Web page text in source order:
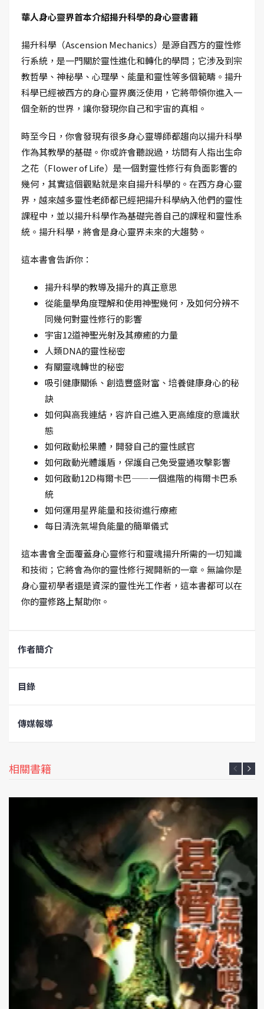
華人身心靈界首本介紹揚升科學的身心靈書籍
揚升科學（Ascension Mechanics）是源自西方的靈性修
行系統，是一門關於靈性進化和轉化的學問；它涉及到宗
教哲學、神秘學、心理學、能量和靈性等多個範疇。揚升
科學已經被西方的身心靈界廣泛使用，它將帶領你進入一
個全新的世界，讓你發現你自己和宇宙的真相。
時至今日，你會發現有很多身心靈導師都趨向以揚升科學
作為其教學的基礎。你或許會聽說過，坊間有人指出生命
之花（Flower of Life）是一個對靈性修行有負面影響的
幾何，其實這個觀點就是來自揚升科學的。在西方身心靈
界，越來越多靈性老師都已經把揚升科學納入他們的靈性
課程中，並以揚升科學作為基礎完善自己的課程和靈性系
統。揚升科學，將會是身心靈界未來的大趨勢。
這本書會告訴你：
揚升科學的教導及揚升的真正意思
從能量學角度理解和使用神聖幾何，及如何分辨不
同幾何對靈性修行的影響
宇宙12道神聖光射及其療癒的力量
人類DNA的靈性秘密
有關靈魂轉世的秘密
吸引健康關係、創造豐盛財富、培養健康身心的秘
訣
如何與高我連結，容許自己進入更高維度的意識狀
態
如何啟動松果體，開發自己的靈性感官
如何啟動光體護盾，保護自己免受靈通攻擊影響
如何啟動12D梅爾卡巴——一個進階的梅爾卡巴系
統
如何運用星界能量和技術進行療癒
每日清洗氣場負能量的簡單儀式
這本書會全面覆蓋身心靈修行和靈魂揚升所需的一切知識
和技術；它將會為你的靈性修行揭開新的一章。無論你是
身心靈初學者還是資深的靈性光工作者，這本書都可以在
你的靈修路上幫助你。
作者簡介
目錄
傳媒報導
相關書籍